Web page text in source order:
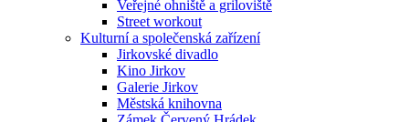
Veřejné ohniště a griloviště
Street workout
Kulturní a společenská zařízení
Jirkovské divadlo
Kino Jirkov
Galerie Jirkov
Městská knihovna